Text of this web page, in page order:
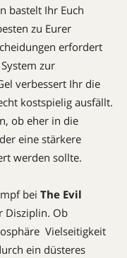
bastelt Ihr Euch
zu Eurer
erfordert
zur
verbessert Ihr die
kostspielig ausfällt.
ob eher in die
eine stärkere
werden sollte.
bei The Evil
Disziplin. Ob
 Vielseitigkeit
ein düsteres